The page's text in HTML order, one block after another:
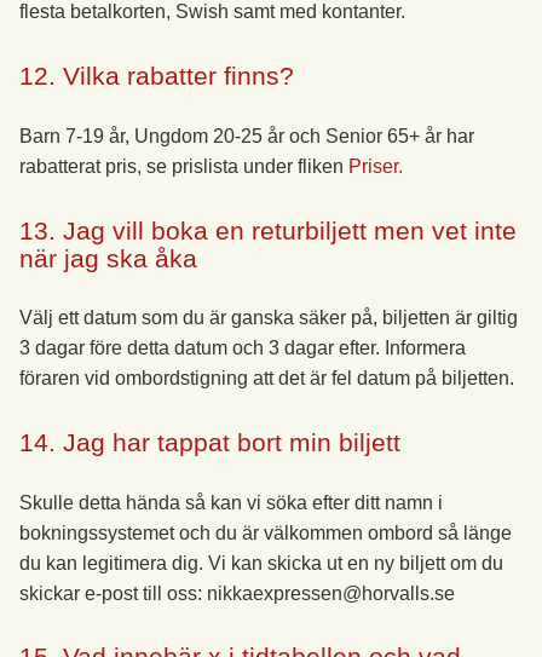
flesta betalkorten, Swish samt med kontanter.
12. Vilka rabatter finns?
Barn 7-19 år, Ungdom 20-25 år och Senior 65+ år har
rabatterat pris, se prislista under fliken Priser.
13. Jag vill boka en returbiljett men vet inte
när jag ska åka
Välj ett datum som du är ganska säker på, biljetten är giltig
3 dagar före detta datum och 3 dagar efter. Informera
föraren vid ombordstigning att det är fel datum på biljetten.
14. Jag har tappat bort min biljett
Skulle detta hända så kan vi söka efter ditt namn i
bokningssystemet och du är välkommen ombord så länge
du kan legitimera dig. Vi kan skicka ut en ny biljett om du
skickar e-post till oss: nikkaexpressen@horvalls.se